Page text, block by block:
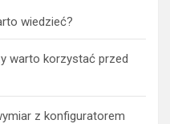
wiedzieć?
warto korzystać przed
z konfiguratorem